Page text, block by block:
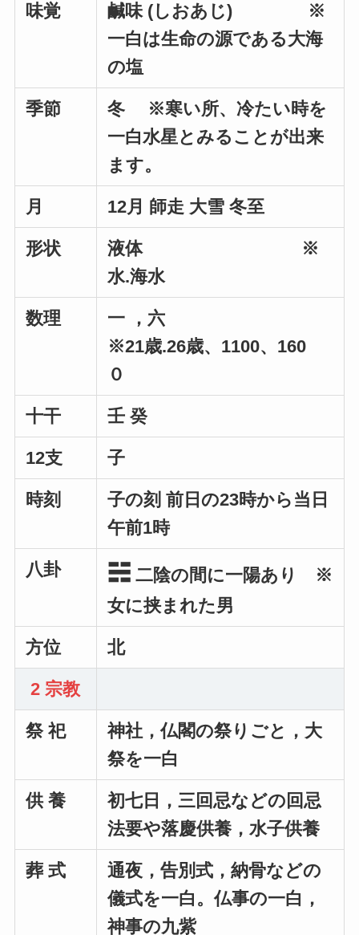
味覚
鹹味 (しおあじ) ※
一白は生命の源である大海
の塩
季節
冬 ※寒い所、冷たい時を
一白水星とみることが出来
ます。
月 12月 師走 大雪 冬至
形状
液体 ※
水.海水
数理
一 ，六
※21歳.26歳、1100、160
０
十干 壬 癸
12支 子
時刻
子の刻 前日の23時から当日
午前1時
八卦 ☵ 二陰の間に一陽あり ※
女に挟まれた男
方位 北
2 宗教
祭 祀
神社，仏閣の祭りごと，大
祭を一白
供 養
初七日，三回忌などの回忌
法要や落慶供養，水子供養
葬 式
通夜，告別式，納骨などの
儀式を一白。仏事の一白，
神事の九紫